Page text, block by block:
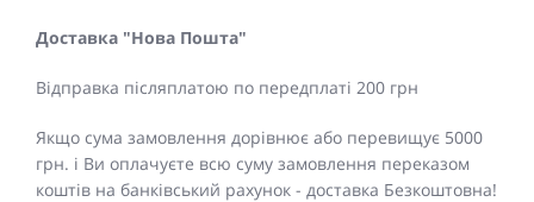
Доставка "Нова Пошта"
Відправка післяплатою по передплаті 200 грн
Якщо сума замовлення дорівнює або перевищує 5000
грн. і Ви оплачуєте всю суму замовлення переказом
коштів на банківський рахунок - доставка Безкоштовна!